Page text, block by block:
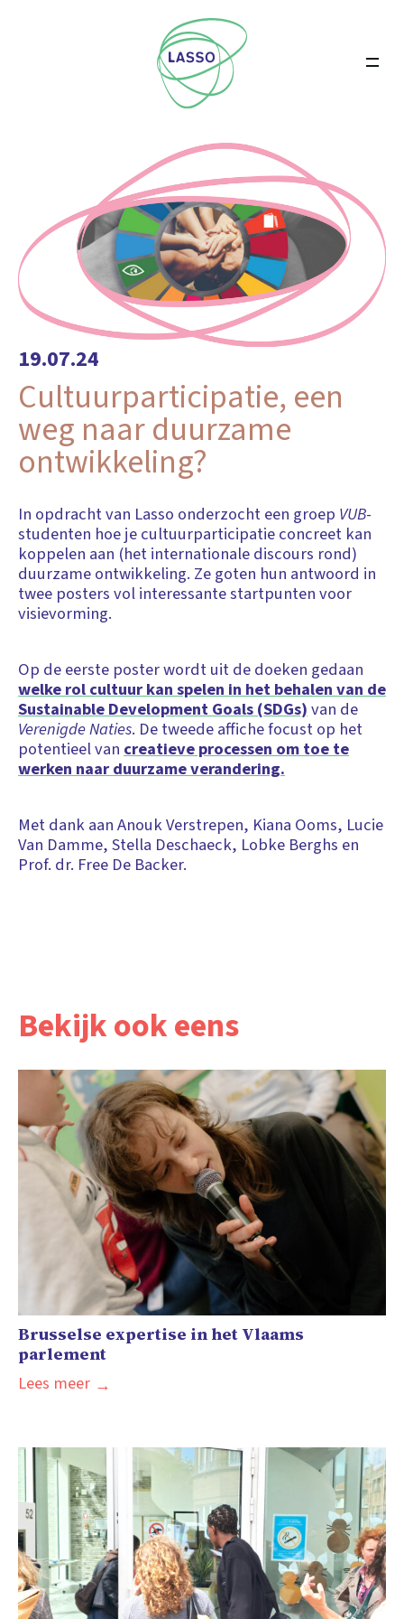
Cultuurparticipatie, een
weg naar duurzame
ontwikkeling?
19.07.24
In opdracht van Lasso onderzocht een groep VUB-
studenten hoe je cultuurparticipatie concreet kan
koppelen aan (het internationale discours rond)
duurzame ontwikkeling. Ze goten hun antwoord in
twee posters vol interessante startpunten voor
visievorming.
Op de eerste poster wordt uit de doeken gedaan
welke rol cultuur kan spelen in het behalen van de
Sustainable Development Goals (SDGs)van de
Verenigde Naties. De tweede affiche focust op het
potentieel van creatieve processen om toe te
werken naar duurzame verandering.
Met dank aan Anouk Verstrepen, Kiana Ooms, Lucie
Van Damme, Stella Deschaeck, Lobke Berghs en
Prof. dr. Free De Backer.
Bekijk ook eens
Brusselse expertise in het Vlaams
parlement
Lees meer